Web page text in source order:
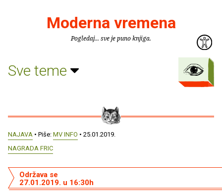
Moderna vremena
Pogledaj... sve je puno knjiga.
Sve teme
NAJAVA • Piše: MV INFO • 25.01.2019.
NAGRADA FRIC
Održava se
27.01.2019. u 16:30h